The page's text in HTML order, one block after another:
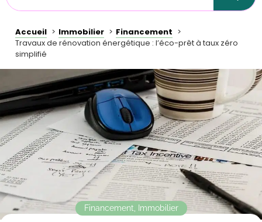
Tendance Travaux
Kit partenaire
À propos
Contact
Mode sombre
Accueil Immobilier
Financement
Travaux de rénovation énergétique : l’éco-prêt à taux zéro
simplifié
Financement Immobilier